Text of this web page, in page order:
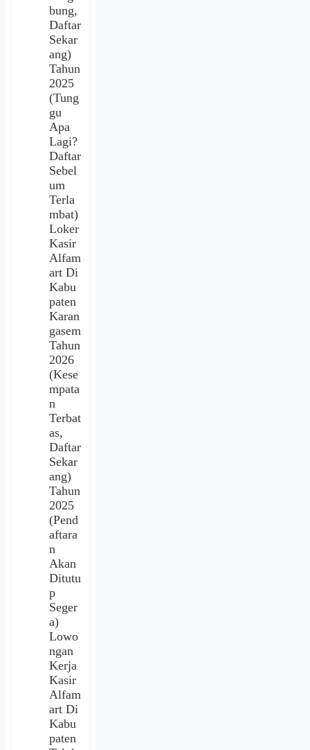
bung,
Daftar
Sekar
ang)
Tahun
2025
(Tung
gu
Apa
Lagi?
Daftar
Sebel
um
Terla
mbat)
Loker
Kasir
Alfam
art Di
Kabu
paten
Karan
gasem
Tahun
2026
(Kese
mpata
n
Terbat
as,
Daftar
Sekar
ang)
Tahun
2025
(Pend
aftara
n
Akan
Ditutu
p
Seger
a)
Lowo
ngan
Kerja
Kasir
Alfam
art Di
Kabu
paten